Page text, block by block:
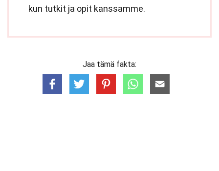
kun tutkit ja opit kanssamme.
Jaa tämä fakta: